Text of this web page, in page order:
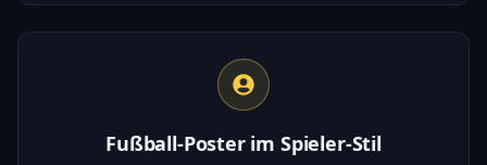
Fußball-Poster im Spieler-Stil